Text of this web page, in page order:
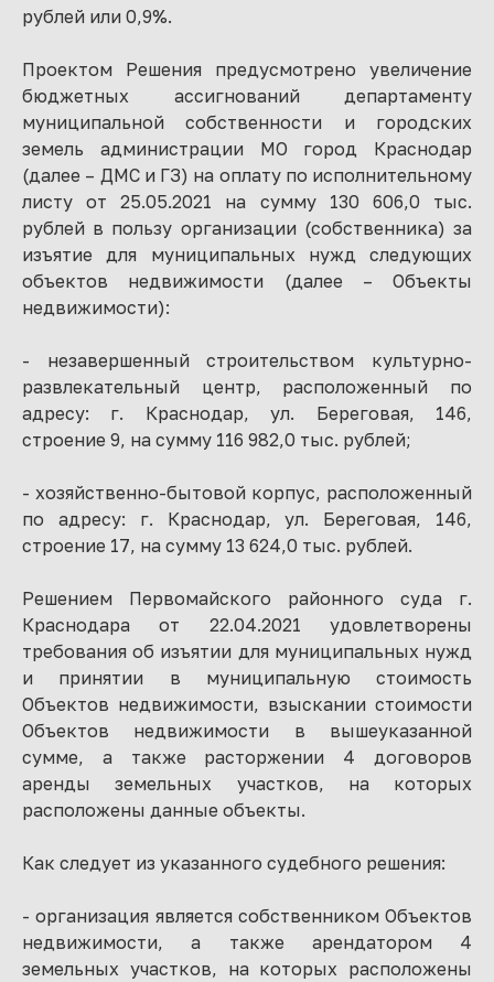
рублей или 0,9%.
Проектом Решения предусмотрено увеличение
бюджетных ассигнований департаменту
муниципальной собственности и городских
земель администрации МО город Краснодар
(далее – ДМС и ГЗ) на оплату по исполнительному
листу от 25.05.2021 на сумму 130 606,0 тыс.
рублей в пользу организации (собственника) за
изъятие для муниципальных нужд следующих
объектов недвижимости (далее – Объекты
недвижимости):
- незавершенный строительством культурно-
развлекательный центр, расположенный по
адресу: г. Краснодар, ул. Береговая, 146,
строение 9, на сумму 116 982,0 тыс. рублей;
- хозяйственно-бытовой корпус, расположенный
по адресу: г. Краснодар, ул. Береговая, 146,
строение 17, на сумму 13 624,0 тыс. рублей.
Решением Первомайского районного суда г.
Краснодара от 22.04.2021 удовлетворены
требования об изъятии для муниципальных нужд
и принятии в муниципальную стоимость
Объектов недвижимости, взыскании стоимости
Объектов недвижимости в вышеуказанной
сумме, а также расторжении 4 договоров
аренды земельных участков, на которых
расположены данные объекты.
Как следует из указанного судебного решения:
- организация является собственником Объектов
недвижимости, а также арендатором 4
земельных участков, на которых расположены